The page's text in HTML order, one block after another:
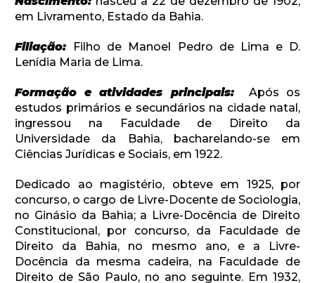
em Livramento, Estado da Bahia.
Filiação:
Filho de Manoel Pedro de Lima e D.
Lenídia Maria de Lima.
Formação e atividades principais:
Após os
estudos primários e secundários na cidade natal,
ingressou na Faculdade de Direito da
Universidade da Bahia, bacharelando-se em
Ciências Jurídicas e Sociais, em 1922.
Dedicado ao magistério, obteve em 1925, por
concurso, o cargo de Livre-Docente de Sociologia,
no Ginásio da Bahia; a Livre-Docência de Direito
Constitucional, por concurso, da Faculdade de
Direito da Bahia, no mesmo ano, e a Livre-
Docência da mesma cadeira, na Faculdade de
Direito de São Paulo, no ano seguinte. Em 1932,